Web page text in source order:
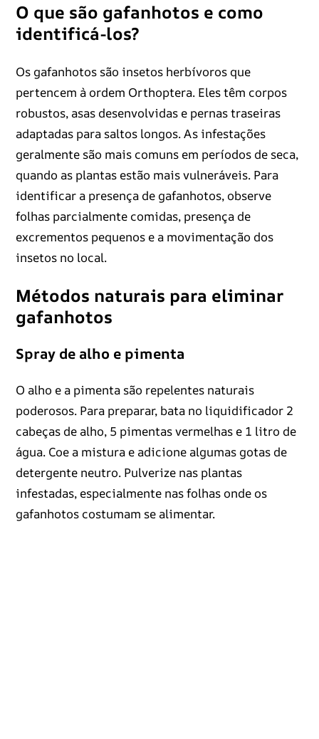
O que são gafanhotos e como
identificá-los?
Os gafanhotos são insetos herbívoros que
pertencem à ordem Orthoptera. Eles têm corpos
robustos, asas desenvolvidas e pernas traseiras
adaptadas para saltos longos. As infestações
geralmente são mais comuns em períodos de seca,
quando as plantas estão mais vulneráveis. Para
identificar a presença de gafanhotos, observe
folhas parcialmente comidas, presença de
excrementos pequenos e a movimentação dos
insetos no local.
Métodos naturais para eliminar
gafanhotos
Spray de alho e pimenta
O alho e a pimenta são repelentes naturais
poderosos. Para preparar, bata no liquidificador 2
cabeças de alho, 5 pimentas vermelhas e 1 litro de
água. Coe a mistura e adicione algumas gotas de
detergente neutro. Pulverize nas plantas
infestadas, especialmente nas folhas onde os
gafanhotos costumam se alimentar.